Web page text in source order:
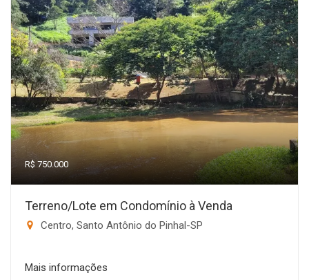
R$ 750.000
Terreno/Lote em Condomínio à Venda
Centro, Santo Antônio do Pinhal-SP
Mais informações